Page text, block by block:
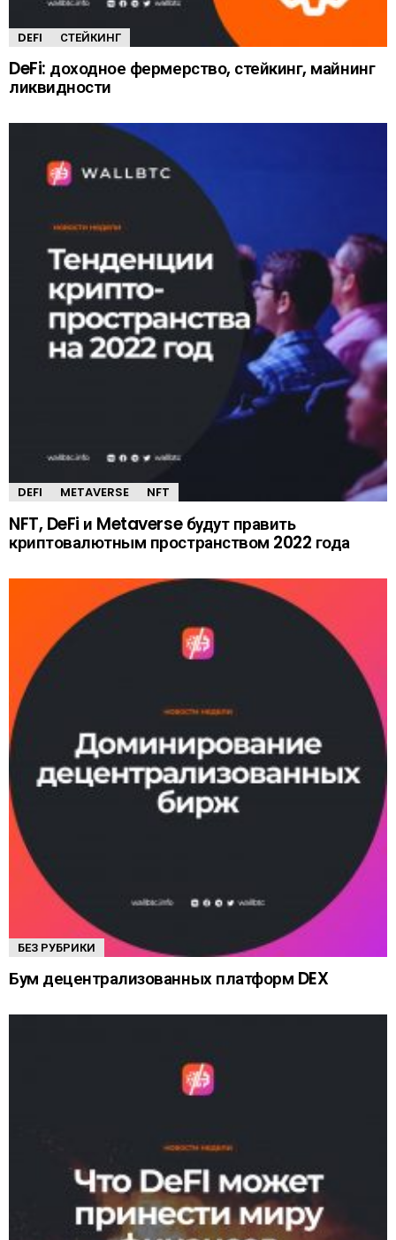
DEFI СТЕЙКИНГ
DeFi: доходное фермерство, стейкинг, майнинг
ликвидности
DEFI METAVERSE NFT
NFT, DeFi и Metaverse будут править
криптовалютным пространством 2022 года
БЕЗ РУБРИКИ
Бум децентрализованных платформ DEX